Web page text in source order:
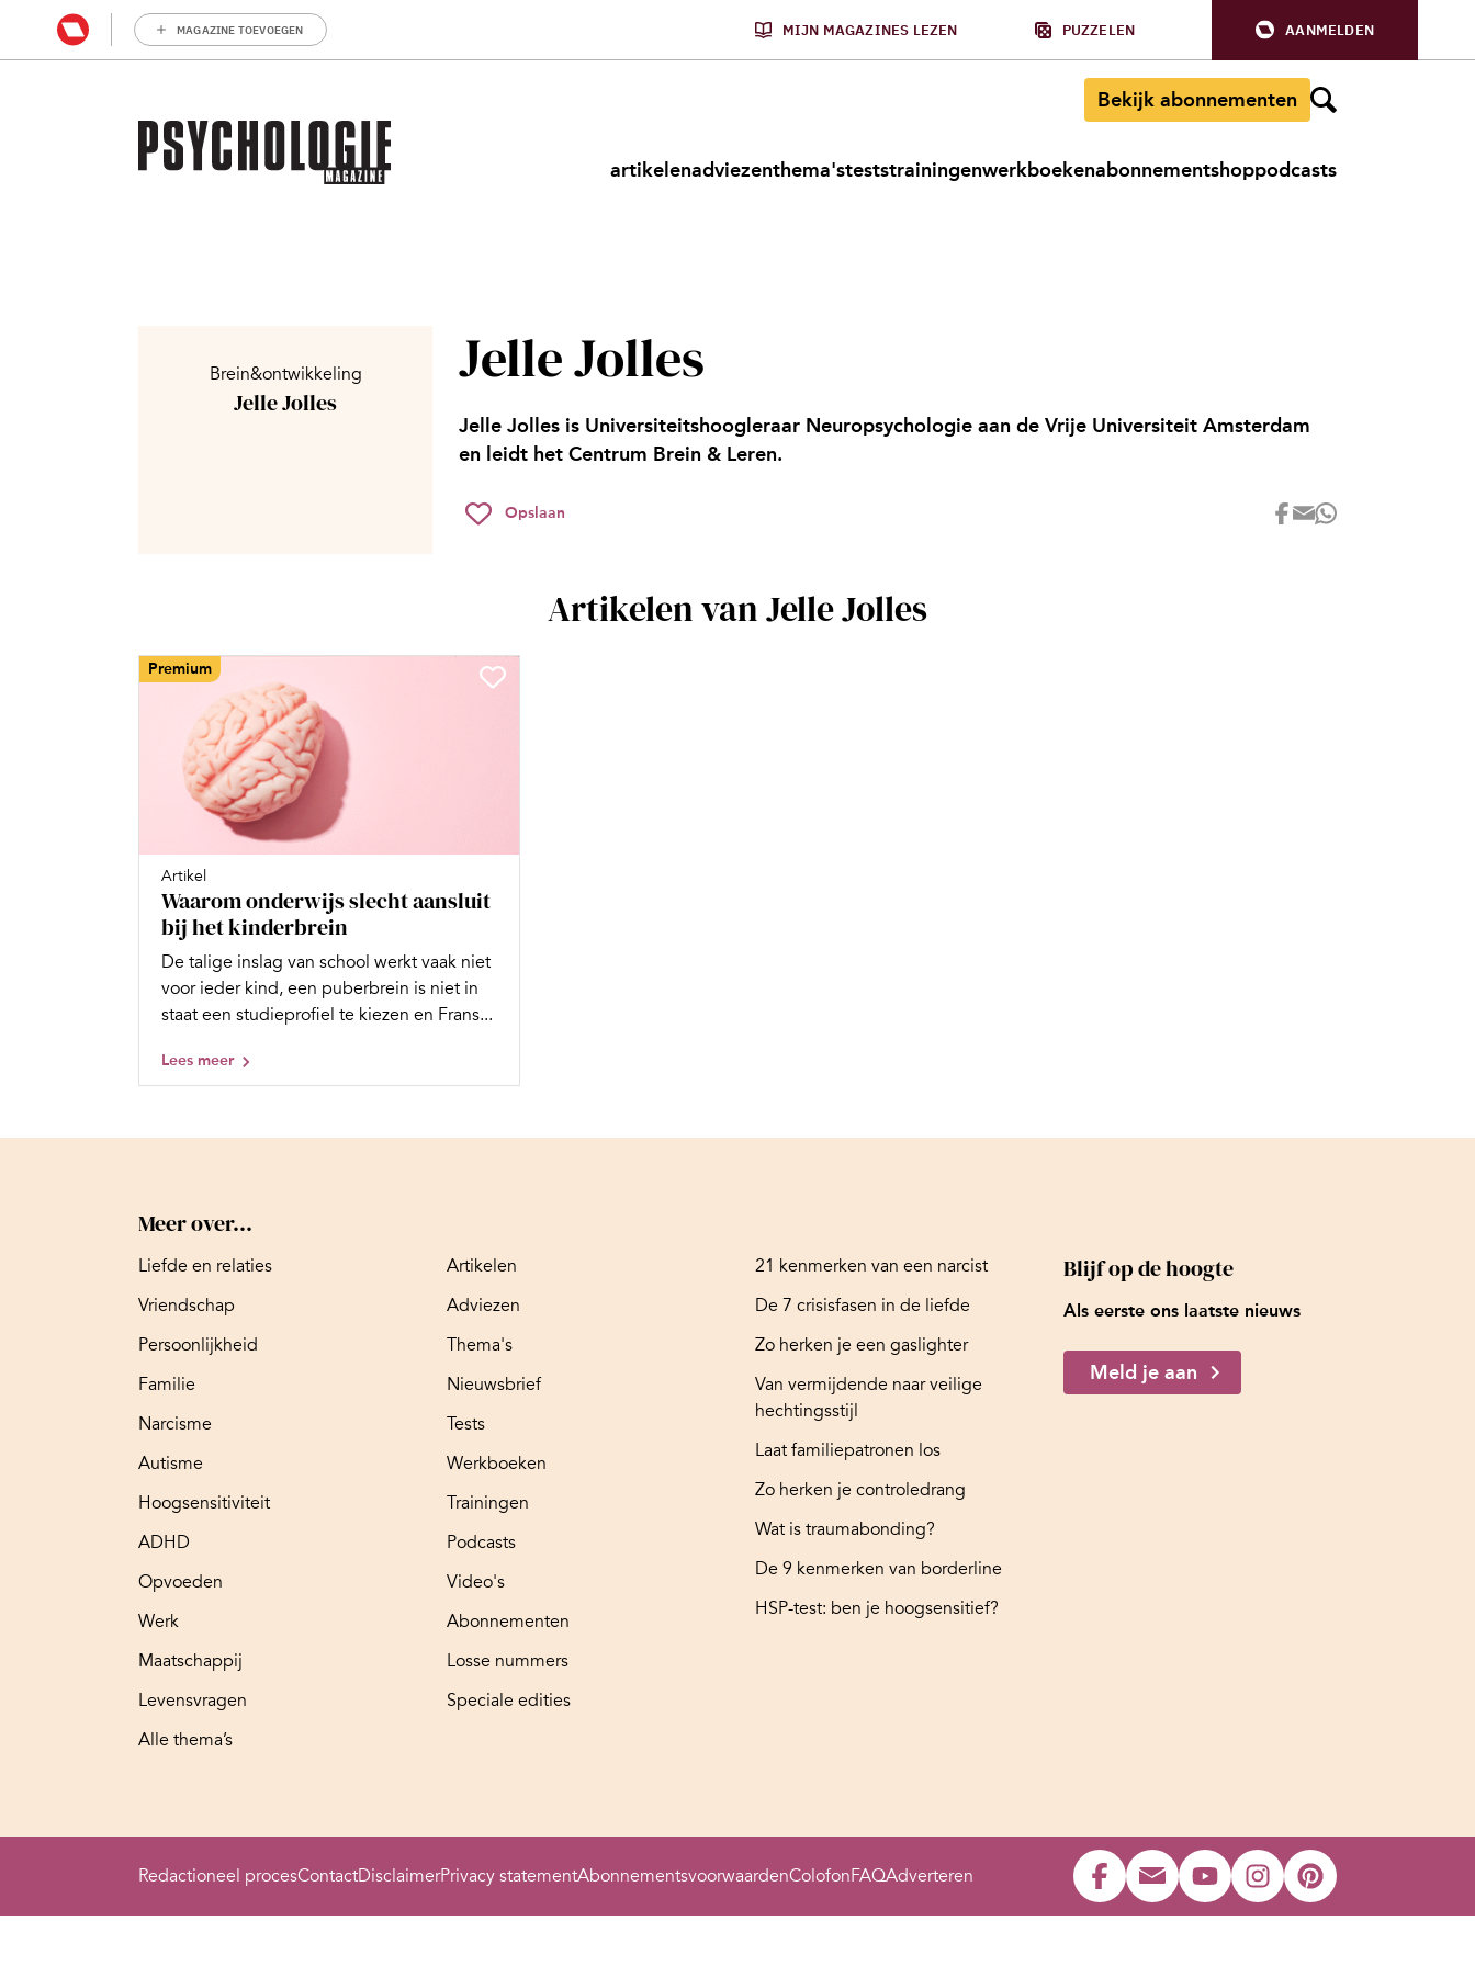
MAGAZINE TOEVOEGEN MIJN MAGAZINES LEZEN PUZZELEN AANMELDEN
Bekijk abonnementen
artikelenadviezenthema'steststrainingenwerkboekenabonnementshoppodcasts
Brein&ontwikkeling
Jelle Jolles
Jelle Jolles
Jelle Jolles is Universiteitshoogleraar Neuropsychologie aan de Vrije Universiteit Amsterdam
en leidt het Centrum Brein & Leren.
Opslaan
Artikelen van Jelle Jolles
Premium
Artikel
Waarom onderwijs slecht aansluit
bij het kinderbrein
De talige inslag van school werkt vaak niet
voor ieder kind, een puberbrein is niet in
staat een studieprofiel te kiezen en Frans...
Lees meer
Meer over...
Liefde en relaties
Vriendschap
Persoonlijkheid
Familie
Narcisme
Autisme
Hoogsensitiviteit
ADHD
Opvoeden
Werk
Maatschappij
Levensvragen
Alle thema’s
Artikelen
Adviezen
Thema's
Nieuwsbrief
Tests
Werkboeken
Trainingen
Podcasts
Video's
Abonnementen
Losse nummers
Speciale edities
21 kenmerken van een narcist
De 7 crisisfasen in de liefde
Zo herken je een gaslighter
Van vermijdende naar veilige
hechtingsstijl
Laat familiepatronen los
Zo herken je controledrang
Wat is traumabonding?
De 9 kenmerken van borderline
HSP-test: ben je hoogsensitief?
Blijf op de hoogte
Als eerste ons laatste nieuws
Meld je aan
Redactioneel procesContactDisclaimerPrivacy statementAbonnementsvoorwaardenColofonFAQAdverteren